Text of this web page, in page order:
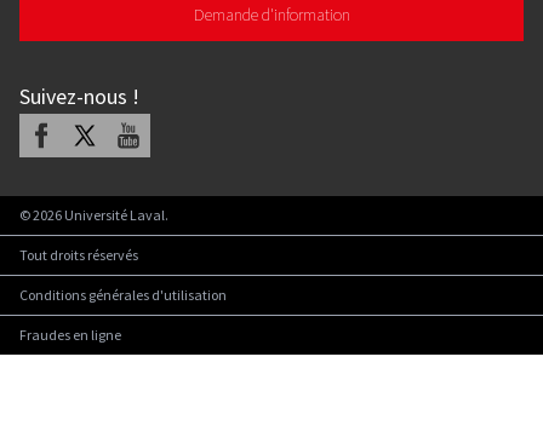
Demande d'information
Suivez-nous !
Facebook Youtube
©2026 Université Laval.
Tout droits réservés
Conditions générales d'utilisation
Fraudes en ligne